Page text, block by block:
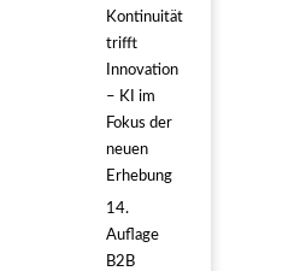
Kontinuität
trifft
Innovation
– KI im
Fokus der
neuen
Erhebung
14.
Auflage
B2B